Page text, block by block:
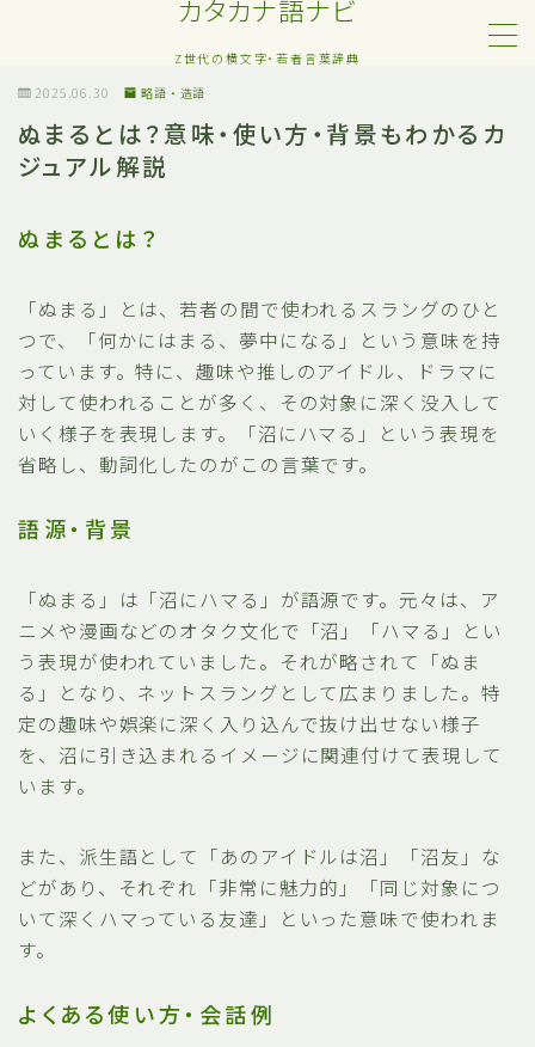
カタカナ語ナビ
Z世代の横文字・若者言葉辞典
MENU
Z世代・若者カタカナ語
ネット・SNS用語
日常でよく聞く流行語
略語・造語
2025.06.30 略語・造語
ぬまるとは？意味・使い方・背景もわかるカ
ジュアル解説
ぬまるとは？
「ぬまる」とは、若者の間で使われるスラングのひと
つで、「何かにはまる、夢中になる」という意味を持
っています。特に、趣味や推しのアイドル、ドラマに
対して使われることが多く、その対象に深く没入して
いく様子を表現します。「沼にハマる」という表現を
省略し、動詞化したのがこの言葉です。
語源・背景
「ぬまる」は「沼にハマる」が語源です。元々は、ア
ニメや漫画などのオタク文化で「沼」「ハマる」とい
う表現が使われていました。それが略されて「ぬま
る」となり、ネットスラングとして広まりました。特
定の趣味や娯楽に深く入り込んで抜け出せない様子
を、沼に引き込まれるイメージに関連付けて表現して
います。
また、派生語として「あのアイドルは沼」「沼友」な
どがあり、それぞれ「非常に魅力的」「同じ対象につ
いて深くハマっている友達」といった意味で使われま
す。
よくある使い方・会話例